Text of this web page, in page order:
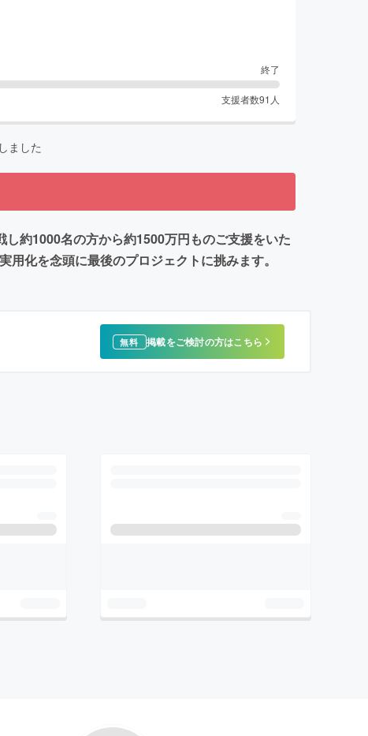
終了
支援者数91 人
ました
約1000名の方から約1500万円ものご支援をいた
化を念頭に最後のプロジェクトに挑みます。
無料 掲載をご検討の方はこちら